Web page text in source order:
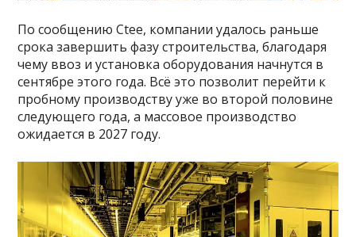
По сообщению Ctee, компании удалось раньше
срока завершить фазу строительства, благодаря
чему ввоз и установка оборудования начнутся в
сентябре этого года. Всё это позволит перейти к
пробному производству уже во второй половине
следующего года, а массовое производство
ожидается в 2027 году.